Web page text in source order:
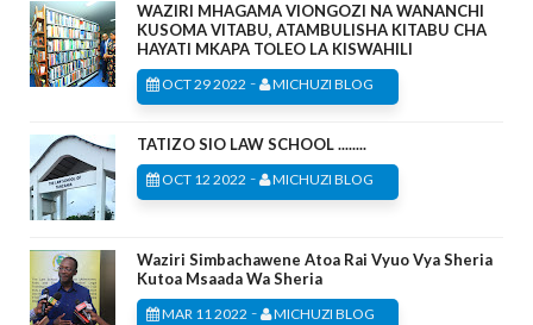
WAZIRI MHAGAMA VIONGOZI NA WANANCHI
KUSOMA VITABU, ATAMBULISHA KITABU CHA
HAYATI MKAPA TOLEO LA KISWAHILI
OCT 29 2022 - MICHUZI BLOG
TATIZO SIO LAW SCHOOL ........
OCT 12 2022 - MICHUZI BLOG
Waziri Simbachawene Atoa Rai Vyuo Vya Sheria
Kutoa Msaada Wa Sheria
MAR 11 2022 - MICHUZI BLOG